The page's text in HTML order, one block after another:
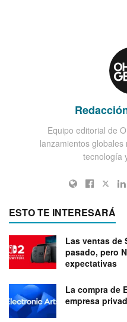
Equipo editorial de
lanzamientos
tecnología
ESTO TE INTERESARÁ
Las ventas de
pasado, pero
expectativas
La compra de
empresa